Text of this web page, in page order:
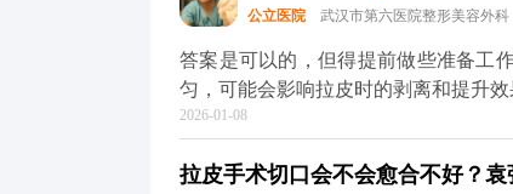
询，给自己和医生都留足准备时间。
平台（公众号、百家号、小红薯）预
公立医院 武汉市第六医院整形美容外
答案是可以的，但得提前做些准备工
匀，可能会影响拉皮时的剥离和提升
术的复杂度。 所以我一般建议，拉皮
也能让提升效果更精准、更持久。 其
2026-01-08
拉皮手术切口会不会愈合不好？